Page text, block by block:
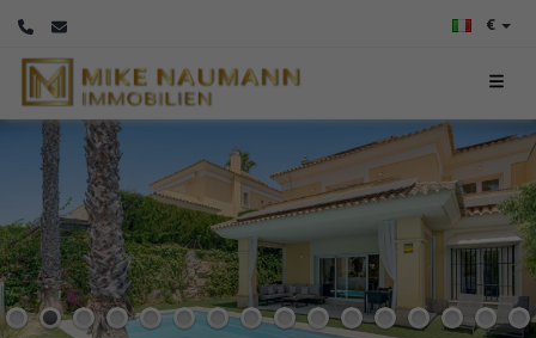
€
3 4 5 6 7 8 9 10 11 12 13 14 15
16